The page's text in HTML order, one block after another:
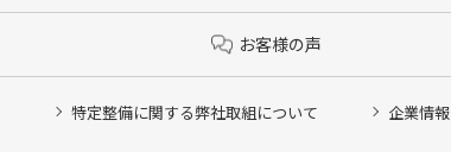
お客様の声
特定整備に関する弊社取組について 企業情報